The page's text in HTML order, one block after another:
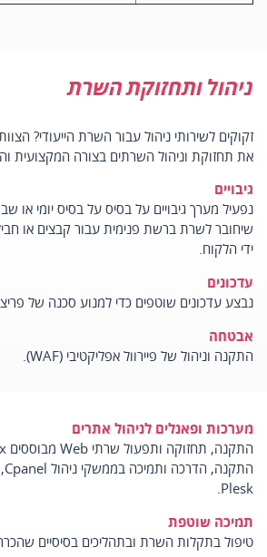
ניהול ותחזוקת השרת
זקוקים לשירותי ניהול עבור השרת הייעודי?
את תחזוקת וניהול השרתים בצורה המקצועית
גיבויים
נפעיל מערך גיבויים על בסיס על בסיס יומי או
שיחובר לשרת ברשת פנימית עבור קבצים או
ידי הלקוח.
עדכונים
נבצע עדכונים שוטפים כדי למנוע סכנה של
אבטחה
התקנה וניהול של פיירוול אפליקטיבי (WAF).
מערכות ופאנלים לניהול אתרים
התקנה, תחזוקה ותפעול שרתי Web מבוססים Linux ו - Windows.
Plesk.
תמיכה שוטפת
טיפול בתקלות השרת ובתהליכים בסיסיים